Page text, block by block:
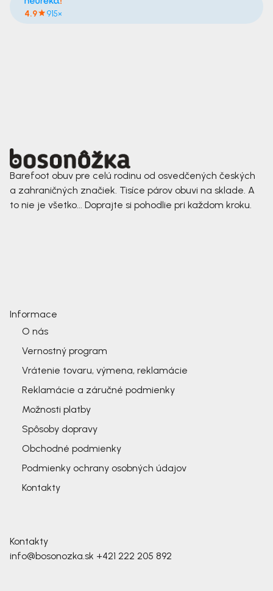
4.9 915×
Barefoot obuv pre celú rodinu od osvedčených českých
a zahraničných značiek. Tisíce párov obuvi na sklade. A
to nie je všetko... Doprajte si pohodlie pri každom kroku.
Informace
O nás
Vernostný program
Vrátenie tovaru, výmena, reklamácie
Reklamácie a záručné podmienky
Možnosti platby
Spôsoby dopravy
Obchodné podmienky
Podmienky ochrany osobných údajov
Kontakty
Kontakty
info@bosonozka.sk +421 222 205 892